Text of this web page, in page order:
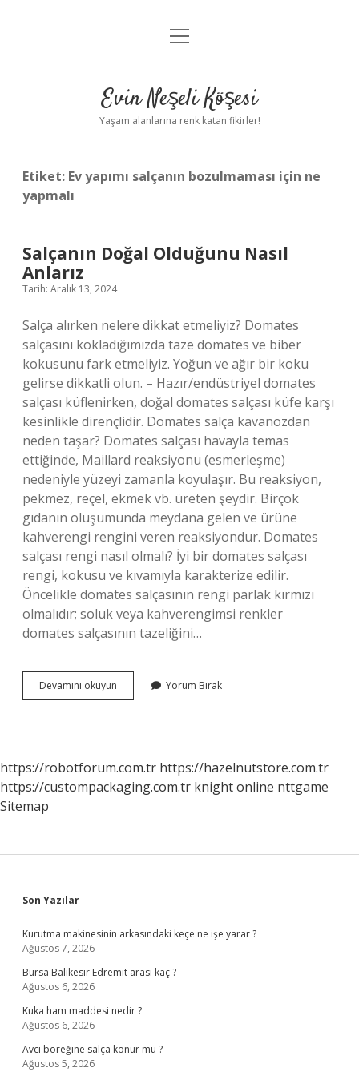
Anasayfa
Yasal Uyarı
menüyü
Evin Neşeli Köşesi
Yaşam alanlarına renk katan fikirler!
Etiket: Ev yapımı salçanın bozulmaması için ne
yapmalı
Salçanın Doğal Olduğunu Nasıl
Anlarız
Tarih: Aralık 13, 2024
Salça alırken nelere dikkat etmeliyiz? Domates
salçasını kokladığımızda taze domates ve biber
kokusunu fark etmeliyiz. Yoğun ve ağır bir koku
gelirse dikkatli olun. – Hazır/endüstriyel domates
salçası küflenirken, doğal domates salçası küfe karşı
kesinlikle dirençlidir. Domates salça kavanozdan
neden taşar? Domates salçası havayla temas
ettiğinde, Maillard reaksiyonu (esmerleşme)
nedeniyle yüzeyi zamanla koyulaşır. Bu reaksiyon,
pekmez, reçel, ekmek vb. üreten şeydir. Birçok
gıdanın oluşumunda meydana gelen ve ürüne
kahverengi rengini veren reaksiyondur. Domates
salçası rengi nasıl olmalı? İyi bir domates salçası
rengi, kokusu ve kıvamıyla karakterize edilir.
Öncelikle domates salçasının rengi parlak kırmızı
olmalıdır; soluk veya kahverengimsi renkler
domates salçasının tazeliğini…
Devamını okuyun Salçanın
Doğal
Yorum Bırak
https://robotforum.com.tr https://hazelnutstore.com.tr
https://custompackaging.com.tr knight online nttgame
Sitemap
Sidebar
Son Yazılar
Kurutma makinesinin arkasındaki keçe ne işe yarar ?
Ağustos 7, 2026
Bursa Balıkesir Edremit arası kaç ?
Ağustos 6, 2026
Kuka ham maddesi nedir ?
Ağustos 6, 2026
Avcı böreğine salça konur mu ?
Ağustos 5, 2026